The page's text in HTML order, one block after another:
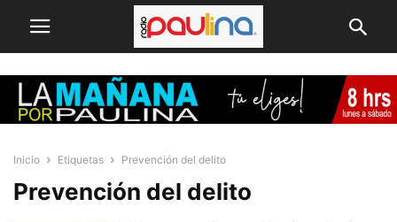
Inicio Etiquetas Prevención del delito
Prevención del delito